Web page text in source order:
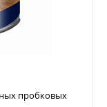
пробковых